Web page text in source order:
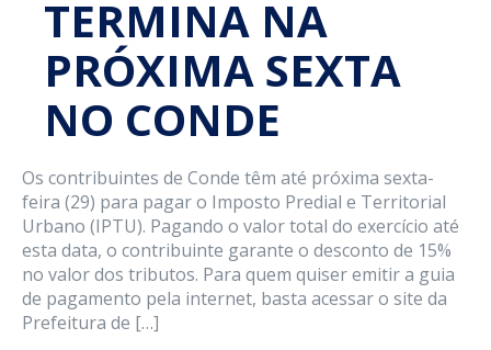
TERMINA NA
PRÓXIMA SEXTA
NO CONDE
Os contribuintes de Conde têm até próxima sexta-
feira (29) para pagar o Imposto Predial e Territorial
Urbano (IPTU). Pagando o valor total do exercício até
esta data, o contribuinte garante o desconto de 15%
no valor dos tributos. Para quem quiser emitir a guia
de pagamento pela internet, basta acessar o site da
Prefeitura de […]